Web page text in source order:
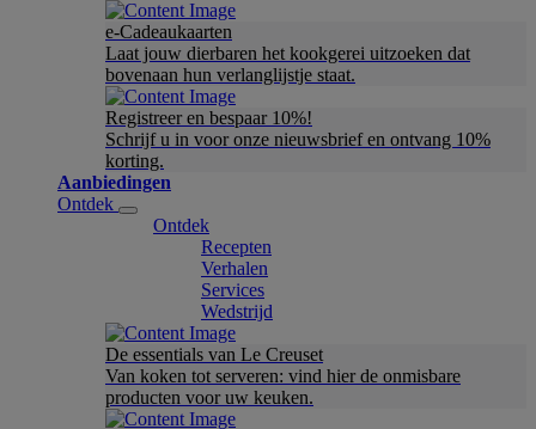
e-Cadeaukaarten
Laat jouw dierbaren het kookgerei uitzoeken dat
bovenaan hun verlanglijstje staat.
Registreer en bespaar 10%!
Schrijf u in voor onze nieuwsbrief en ontvang 10%
korting.
Aanbiedingen
Ontdek
Ontdek
Recepten
Verhalen
Services
Wedstrijd
De essentials van Le Creuset
Van koken tot serveren: vind hier de onmisbare
producten voor uw keuken.